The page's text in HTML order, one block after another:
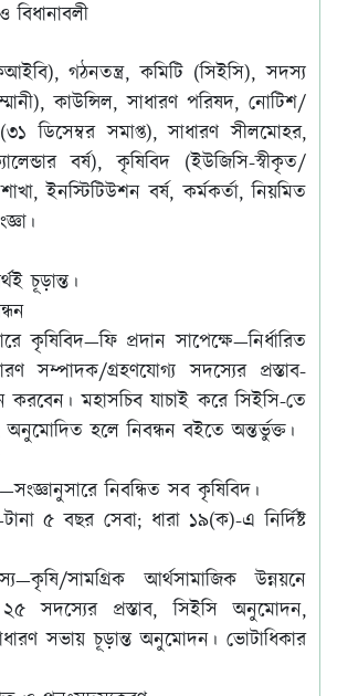
গঠনতন্ত্র, কমিটি (সিইসি), সদস্য
কাউন্সিল, সাধারণ পরিষদ, নোটিশ/
(৩১ ডিসেম্বর সমাপ্ত), সাধারণ সীলমোহর,
বর্ষ), কৃষিবিদ (ইউজিসি-স্বীকৃত/
ইনস্টিটিউশন বর্ষ, কর্মকর্তা, নিয়মিত
চূড়ান্ত।
কৃষিবিদ—ফি প্রদান সাপেক্ষে—নির্ধারিত
সম্পাদক/গ্রহণযোগ্য সদস্যের প্রস্তাব-
মহাসচিব যাচাই করে সিইসি-তে
হলে নিবন্ধন বইতে অন্তর্ভুক্ত।
নিবন্ধিত সব কৃষিবিদ।
৫ বছর সেবা; ধারা ১৯(ক)-এ নির্দিষ্ট
সামগ্রিক আর্থসামাজিক উন্নয়নে
সদস্যের প্রস্তাব, সিইসি অনুমোদন,
সভায় চূড়ান্ত অনুমোদন। ভোটাধিকার